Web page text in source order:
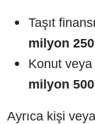
Taşıt
milyon
Konut veya
milyon
Ayrıca kişi